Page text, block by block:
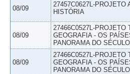
08/09
27457C0627L-PROJETO
HISTÓRIA
08/09
27466C0527L-PROJETO
GEOGRAFIA - OS
PANORAMA DO
08/09
27466C0527L-PROJETO
GEOGRAFIA - OS
PANORAMA DO